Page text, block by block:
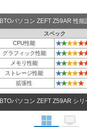
BTOパソコン ZEFT Z59AR 性
スペック
CPU性能
★★★★★
グラフィック性能 ★★★★★
メモリ性能 ★★★★★
ストレージ性能 ★★★★★
拡張性 ★★★★★
BTOパソコン ZEFT Z59AR シリ